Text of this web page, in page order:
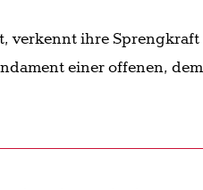
verkennt ihre
einer offenen,